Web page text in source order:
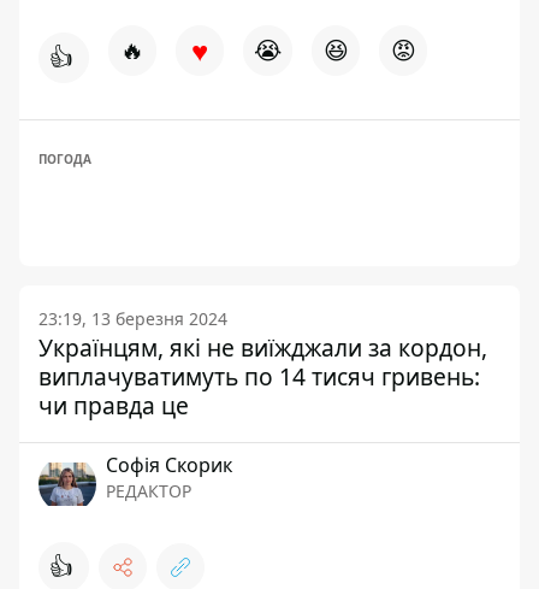
👍 🔥 ♥ 😭 😆 😡
ПОГОДА
23:19, 13 березня 2024
Українцям, які не виїжджали за кордон,
виплачуватимуть по 14 тисяч гривень:
чи правда це
Софія Скорик
РЕДАКТОР
👍